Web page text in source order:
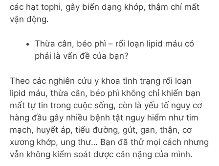
các hạt tophi, gây biến dạng khớp, thậm chí mất
vận động.
Thừa cân, béo phì – rối loạn lipid máu có
phải là vấn đề của bạn?
Theo các nghiên cứu y khoa tình trạng rối loạn
lipid máu, thừa cân, béo phì không chỉ khiến bạn
mất tự tin trong cuộc sống, còn là yếu tố nguy cơ
hàng đầu gây nhiều bệnh tật nguy hiểm như tim
mạch, huyết áp, tiểu đường, gút, gan, thận, cơ
xương khớp, ung thư… Bạn đã thử mọi cách nhưng
vẫn không kiểm soát được cân nặng của mình.